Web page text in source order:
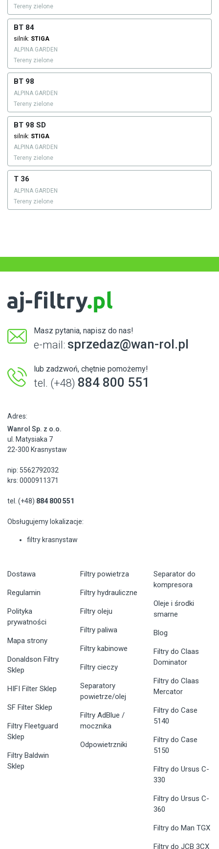
Tereny zielone
BT 84
silnik: STIGA
ALPINA GARDEN
Tereny zielone
BT 98
ALPINA GARDEN
Tereny zielone
BT 98 SD
silnik: STIGA
ALPINA GARDEN
Tereny zielone
T 36
ALPINA GARDEN
Tereny zielone
Masz pytania, napisz do nas!
e-mail: sprzedaz@wan-rol.pl
lub zadzwoń, chętnie pomożemy!
tel. (+48) 884 800 551
Adres:
Wanrol Sp. z o.o.
ul. Matysiaka 7
22-300 Krasnystaw
nip: 5562792032
krs: 0000911371
tel. (+48) 884 800 551
Obsługujemy lokalizacje:
filtry krasnystaw
Dostawa
Regulamin
Polityka
prywatności
Mapa strony
Donaldson Filtry
Sklep
HIFI Filter Sklep
SF Filter Sklep
Filtry Fleetguard
Sklep
Filtry Baldwin
Sklep
Filtry powietrza
Filtry hydrauliczne
Filtry oleju
Filtry paliwa
Filtry kabinowe
Filtry cieczy
Separatory
powietrze/olej
Filtry AdBlue /
mocznika
Odpowietrzniki
Separator do
kompresora
Oleje i środki
smarne
Blog
Filtry do Claas
Dominator
Filtry do Claas
Mercator
Filtry do Case
5140
Filtry do Case
5150
Filtry do Ursus C-
330
Filtry do Ursus C-
360
Filtry do Man TGX
Filtry do JCB 3CX